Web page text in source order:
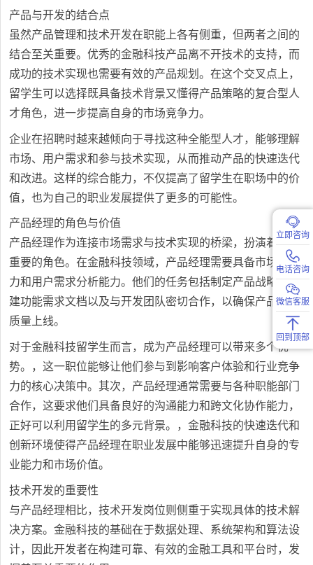
产品与开发的结合点
虽然产品管理和技术开发在职能上各有侧重，但两者之间的
结合至关重要。优秀的金融科技产品离不开技术的支持，而
成功的技术实现也需要有效的产品规划。在这个交叉点上，
留学生可以选择既具备技术背景又懂得产品策略的复合型人
才角色，进一步提高自身的市场竞争力。
企业在招聘时越来越倾向于寻找这种全能型人才，能够理解
市场、用户需求和参与技术实现，从而推动产品的快速迭代
和改进。这样的综合能力，不仅提高了留学生在职场中的价
值，也为自己的职业发展提供了更多的可能性。
产品经理的角色与价值
产品经理作为连接市场需求与技术实现的桥梁，扮演着至关
重要的角色。在金融科技领域，产品经理需要具备市场洞察
力和用户需求分析能力。他们的任务包括制定产品战略、创
建功能需求文档以及与开发团队密切合作，以确保产品的高
质量上线。
对于金融科技留学生而言，成为产品经理可以带来多个优
势。，这一职位能够让他们参与到影响客户体验和行业竞争
力的核心决策中。其次，产品经理通常需要与各种职能部门
合作，这要求他们具备良好的沟通能力和跨文化协作能力，
正好可以利用留学生的多元背景。，金融科技的快速迭代和
创新环境使得产品经理在职业发展中能够迅速提升自身的专
业能力和市场价值。
技术开发的重要性
与产品经理相比，技术开发岗位则侧重于实现具体的技术解
决方案。金融科技的基础在于数据处理、系统架构和算法设
计，因此开发者在构建可靠、有效的金融工具和平台时，发
立即咨询
电话咨询
微信客服
回到顶部